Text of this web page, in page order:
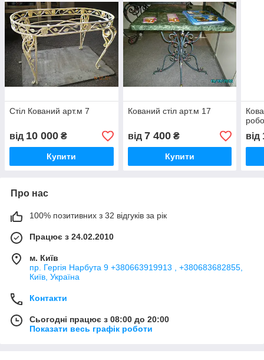
Стіл Кований арт.м 7
від 10 000 ₴
Купити
Кований стіл арт.м 17
від 7 400₴
Купити
від
Про нас
100% позитивних з 32 відгуків за рік
Працює з 24.02.2010
м. Київ
пр. Гергія Нарбута 9 +380663919913 , +380683682855,
Київ, Україна
Контакти
Сьогодні працює з 08:00 до 20:00
Показати весь графік роботи